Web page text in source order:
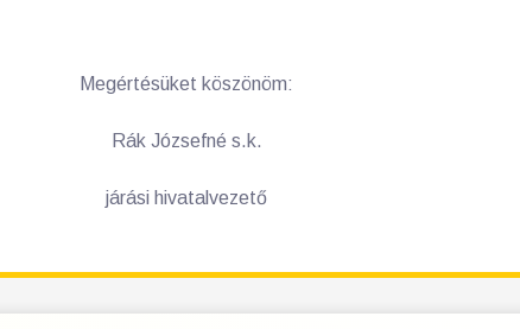
Megértésüket köszönöm:
Rák Józsefné s.k.
járási hivatalvezető